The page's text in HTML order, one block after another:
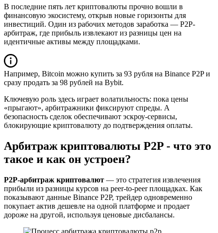
В последние пять лет криптовалюты прочно вошли в
финансовую экосистему, открыв новые горизонты для
инвестиций. Один из рабочих методов заработка — P2P-
арбитраж, где прибыль извлекают из разницы цен на
идентичные активы между площадками.
Например, Bitcoin можно купить за 93 рубля на Binance P2P и
сразу продать за 98 рублей на Bybit.
Ключевую роль здесь играет волатильность: пока цены
«прыгают», арбитражники фиксируют спреды. А
безопасность сделок обеспечивают эскроу-сервисы,
блокирующие криптовалюту до подтверждения оплаты.
Арбитраж криптовалюты P2P - что это
такое и как он устроен?
P2P-арбитраж криптовалют — это стратегия извлечения
прибыли из разницы курсов на peer-to-peer площадках. Как
показывают данные Binance P2P, трейдер одновременно
покупает актив дешевле на одной платформе и продает
дороже на другой, используя ценовые дисбалансы.